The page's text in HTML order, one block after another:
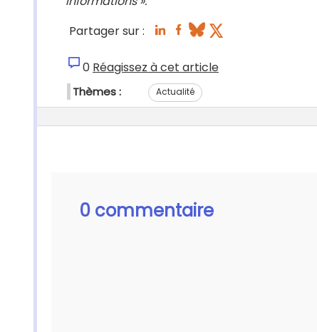
Partager sur :
0 Réagissez à cet article
Thèmes : Actualité
0 commentaire